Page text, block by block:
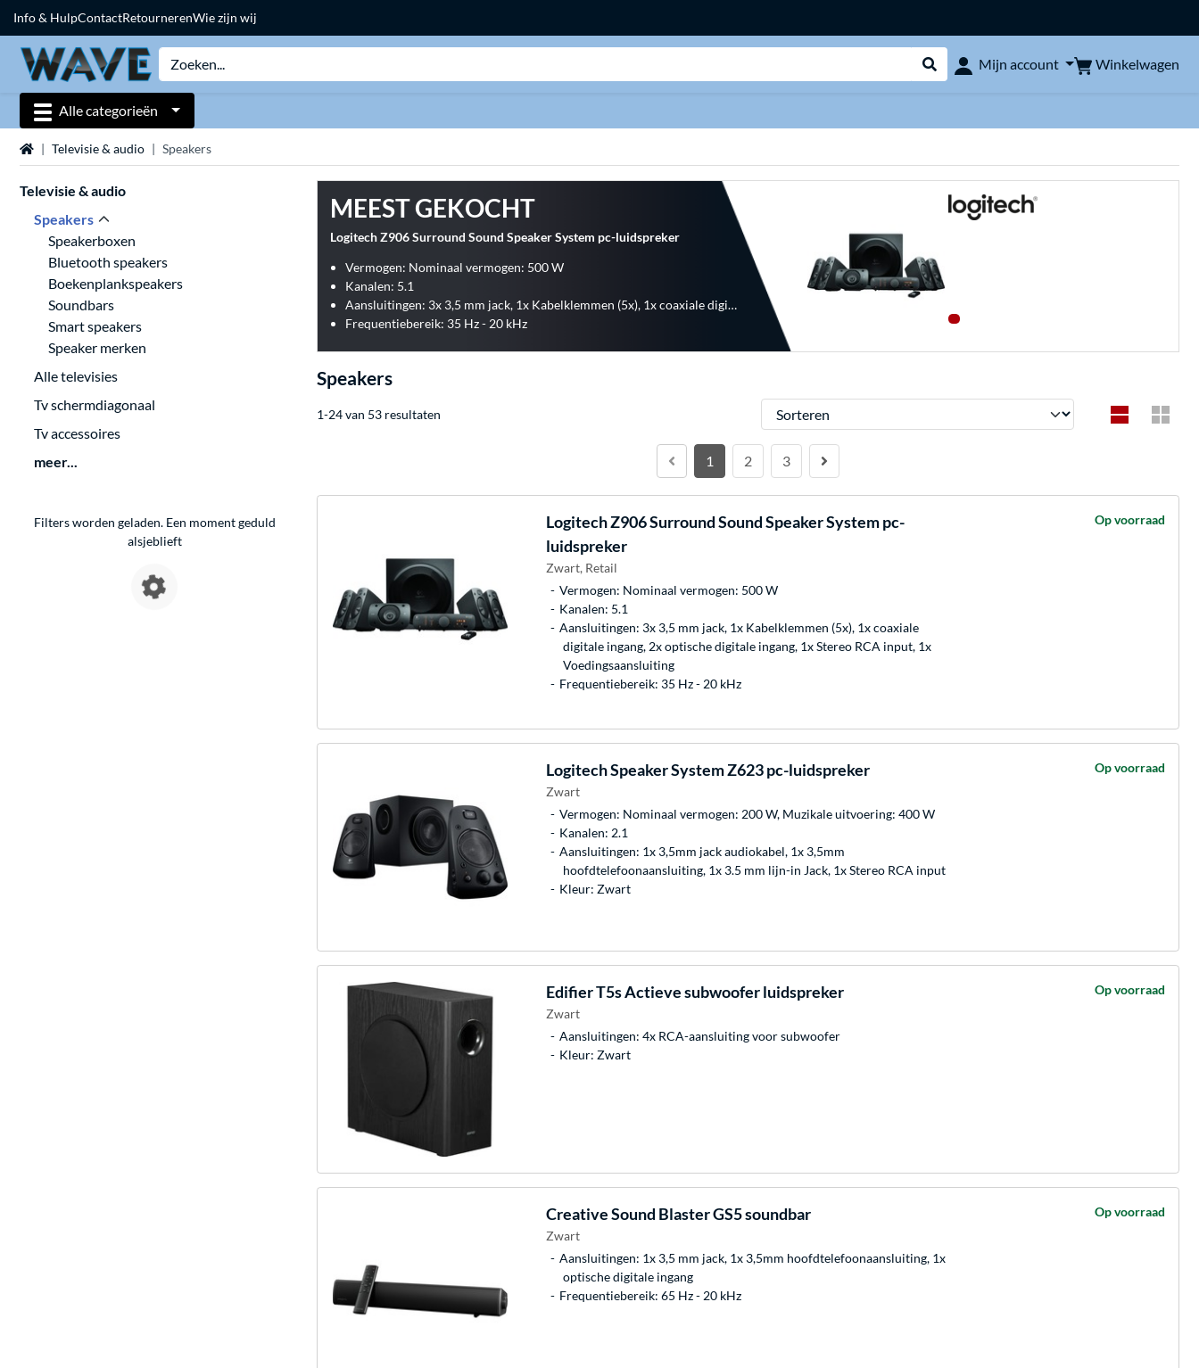
Info & HulpContactRetournerenWie zijn wij
Webshop doorzoeken
Mijn account Winkelwagen
Alle categorieën
HomeTelevisie & audio Speakers
Televisie & audio
Speakers
Speakerboxen
Bluetooth speakers
Boekenplankspeakers
Soundbars
Smart speakers
Speaker merken
Alle televisies
Tv schermdiagonaal
Tv accessoires
meer...
Filters worden geladen. Een moment geduld
alsjeblieft
MEEST GEKOCHT
Logitech Z906 Surround Sound Speaker System pc-luidspreker
Vermogen: Nominaal vermogen: 500 W
Kanalen: 5.1
Aansluitingen: 3x 3,5 mm jack, 1x Kabelklemmen (5x), 1x coaxiale digitale ingang, 2x optische digitale ingang, 1x Stereo RCA input, 1x Voedingsaansluiting
Frequentiebereik: 35 Hz - 20 kHz
Speakers
1-24 van 53 resultaten Sorteren
1 2 3
LogitechZ906 Surround Sound Speaker System pc-
luidspreker
Zwart, Retail
Vermogen: Nominaal vermogen: 500 W
Kanalen: 5.1
Aansluitingen: 3x 3,5 mm jack, 1x Kabelklemmen (5x), 1x coaxiale
digitale ingang, 2x optische digitale ingang, 1x Stereo RCA input, 1x
Voedingsaansluiting
Frequentiebereik: 35 Hz - 20 kHz
Op voorraad
LogitechSpeaker System Z623 pc-luidspreker
Zwart
Vermogen: Nominaal vermogen: 200 W, Muzikale uitvoering: 400 W
Kanalen: 2.1
Aansluitingen: 1x 3,5mm jack audiokabel, 1x 3,5mm
hoofdtelefoonaansluiting, 1x 3.5 mm lijn-in Jack, 1x Stereo RCA input
Kleur: Zwart
Op voorraad
EdifierT5s Actieve subwoofer luidspreker
Zwart
Aansluitingen: 4x RCA-aansluiting voor subwoofer
Kleur: Zwart
Op voorraad
CreativeSound Blaster GS5 soundbar
Zwart
Aansluitingen: 1x 3,5 mm jack, 1x 3,5mm hoofdtelefoonaansluiting, 1x
optische digitale ingang
Frequentiebereik: 65 Hz - 20 kHz
Op voorraad